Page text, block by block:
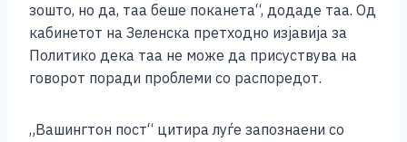
зошто, но да, таа беше поканета“, додаде таа. Од
кабинетот на Зеленска претходно изјавија за
Политико дека таа не може да присуствува на
говорот поради проблеми со распоредот.
„Вашингтон пост“ цитира луѓе запознаени со